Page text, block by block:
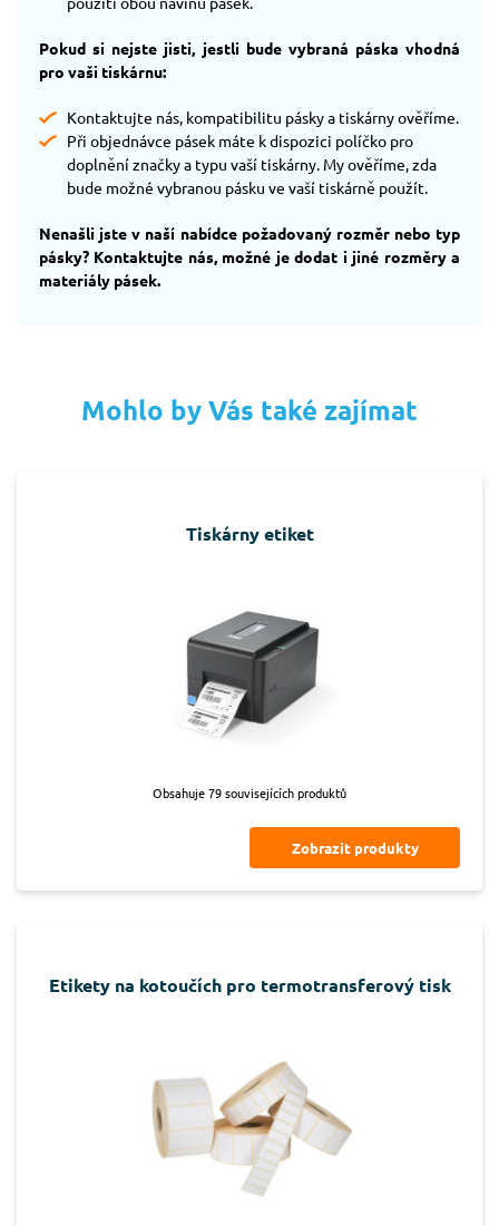
Pokud si nejste jisti, jestli bude vybraná páska vhodná
pro vaši tiskárnu:
Kontaktujte nás, kompatibilitu pásky a tiskárny ověříme.
Při objednávce pásek máte k dispozici políčko pro
doplnění značky a typu vaší tiskárny. My ověříme, zda
bude možné vybranou pásku ve vaší tiskárně použít.
Nenašli jste v naší nabídce požadovaný rozměr nebo typ
pásky? Kontaktujte nás, možné je dodat i jiné rozměry a
materiály pásek.
Mohlo by Vás také zajímat
Tiskárny etiket
Obsahuje 79 souvisejících produktů
Zobrazit produkty
Etikety na kotoučích pro termotransferový tisk